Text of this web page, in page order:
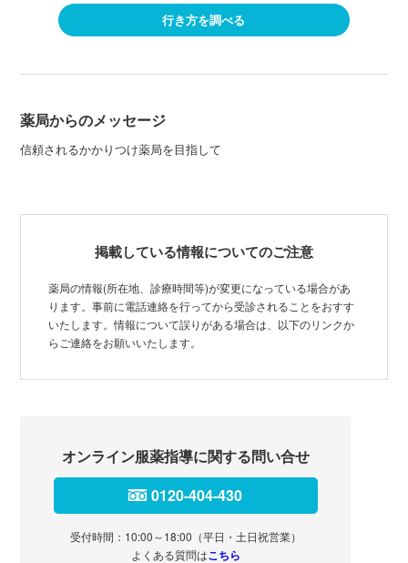
行き方を調べる
薬局からのメッセージ
信頼されるかかりつけ薬局を目指して
掲載している情報についてのご注意
薬局の情報(所在地、診療時間等)が変更になっている場合があ
ります。事前に電話連絡を行ってから受診されることをおすす
いたします。情報について誤りがある場合は、以下のリンクか
らご連絡をお願いいたします。
オンライン服薬指導に関する問い合せ
0120-404-430
受付時間：10:00～18:00（平日・土日祝営業）
よくある質問はこちら